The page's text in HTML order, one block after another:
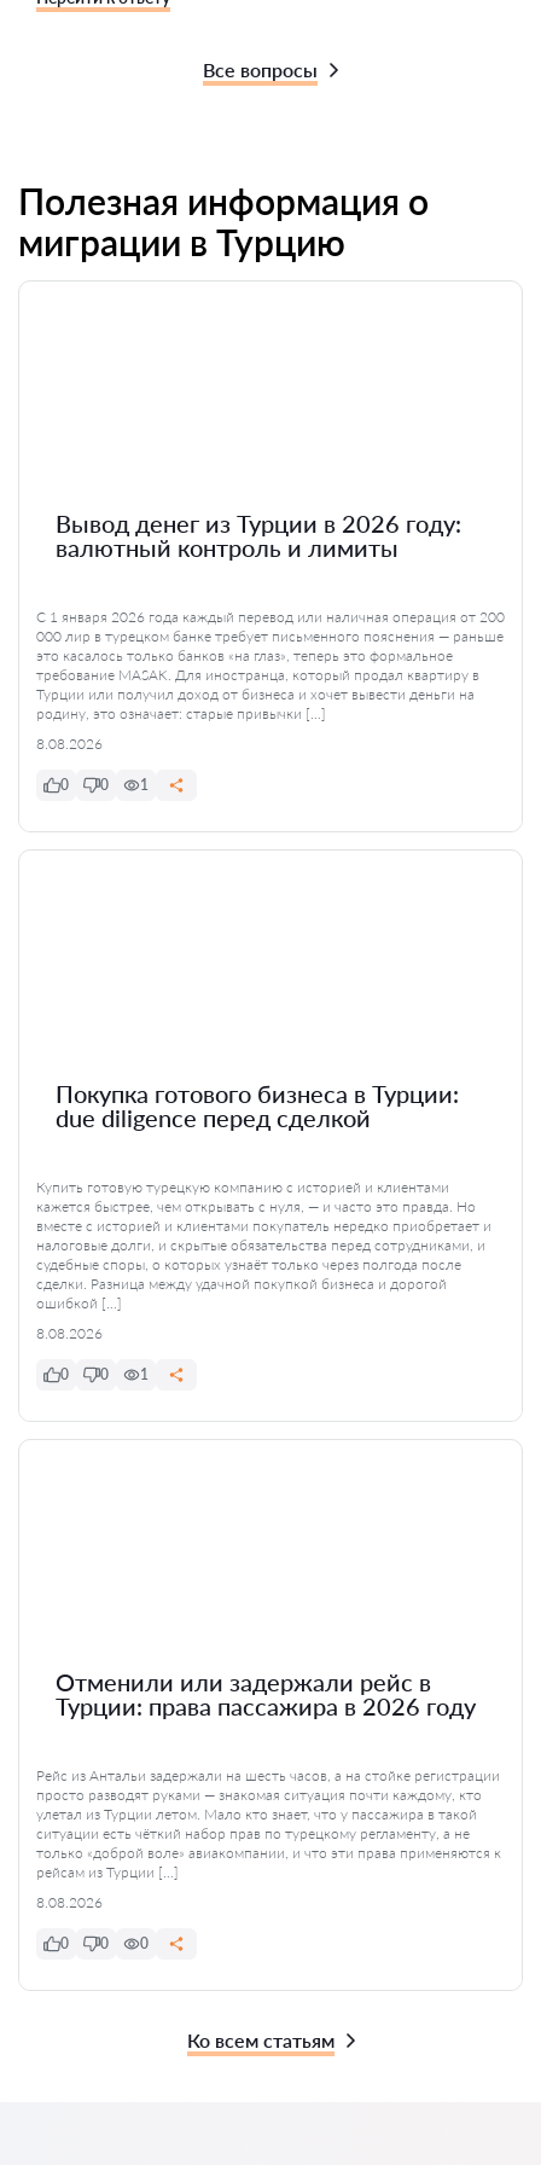
Все вопросы
Полезная информация о
миграции в Турцию
Вывод денег из Турции в 2026 году:
валютный контроль и лимиты
С 1 января 2026 года каждый перевод или наличная операция от 200
000 лир в турецком банке требует письменного пояснения — раньше
это касалось только банков «на глаз», теперь это формальное
требование MASAK. Для иностранца, который продал квартиру в
Турции или получил доход от бизнеса и хочет вывести деньги на
родину, это означает: старые привычки […]
8.08.2026
0 0 1
Покупка готового бизнеса в Турции:
due diligence перед сделкой
Купить готовую турецкую компанию с историей и клиентами
кажется быстрее, чем открывать с нуля, — и часто это правда. Но
вместе с историей и клиентами покупатель нередко приобретает и
налоговые долги, и скрытые обязательства перед сотрудниками, и
судебные споры, о которых узнаёт только через полгода после
сделки. Разница между удачной покупкой бизнеса и дорогой
ошибкой […]
8.08.2026
0 0 1
Отменили или задержали рейс в
Турции: права пассажира в 2026 году
Рейс из Антальи задержали на шесть часов, а на стойке регистрации
просто разводят руками — знакомая ситуация почти каждому, кто
улетал из Турции летом. Мало кто знает, что у пассажира в такой
ситуации есть чёткий набор прав по турецкому регламенту, а не
только «доброй воле» авиакомпании, и что эти права применяются к
рейсам из Турции […]
8.08.2026
0 0 0
Ко всем статьям